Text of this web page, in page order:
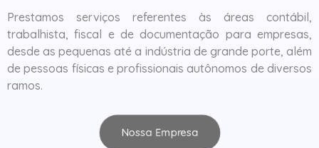
Prestamos serviços referentes às áreas contábil,
trabalhista, fiscal e de documentação para empresas,
desde as pequenas até a indústria de grande porte, além
de pessoas físicas e profissionais autônomos de diversos
ramos.
Nossa Empresa